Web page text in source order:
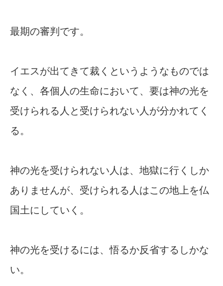
最期の審判です。
イエスが出てきて裁くというようなものでは
なく、各個人の生命において、要は神の光を
受けられる人と受けられない人が分かれてく
る。
神の光を受けられない人は、地獄に行くしか
ありませんが、受けられる人はこの地上を仏
国土にしていく。
神の光を受けるには、悟るか反省するしかな
い。